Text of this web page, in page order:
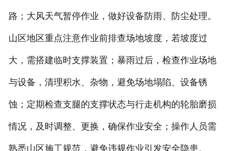
路；大风天气暂停作业，做好设备防雨、防尘处理。
山区地区重点注意作业前排查场地坡度，若坡度过
大，需搭建临时支撑装置；暴雨过后，检查作业场地
与设备，清理积水、杂物，避免场地塌陷、设备锈
蚀；定期检查支腿的支撑状态与行走机构的轮胎磨损
情况，及时调整、更换，确保作业安全；操作人员需
熟悉山区施工规范，避免违规作业引发安全隐患。